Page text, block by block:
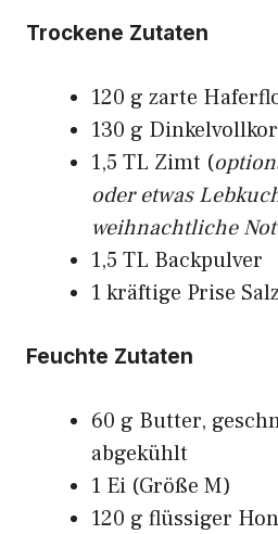
Trockene Zutaten
120 g zarte
130 g
1,5 TL Zimt (
oder etwas
weihnachtliche
1,5 TL Backpulver
1 kräftige Prise
Feuchte Zutaten
60 g Butter,
abgekühlt
1 Ei (Größe M)
120 g flüssiger